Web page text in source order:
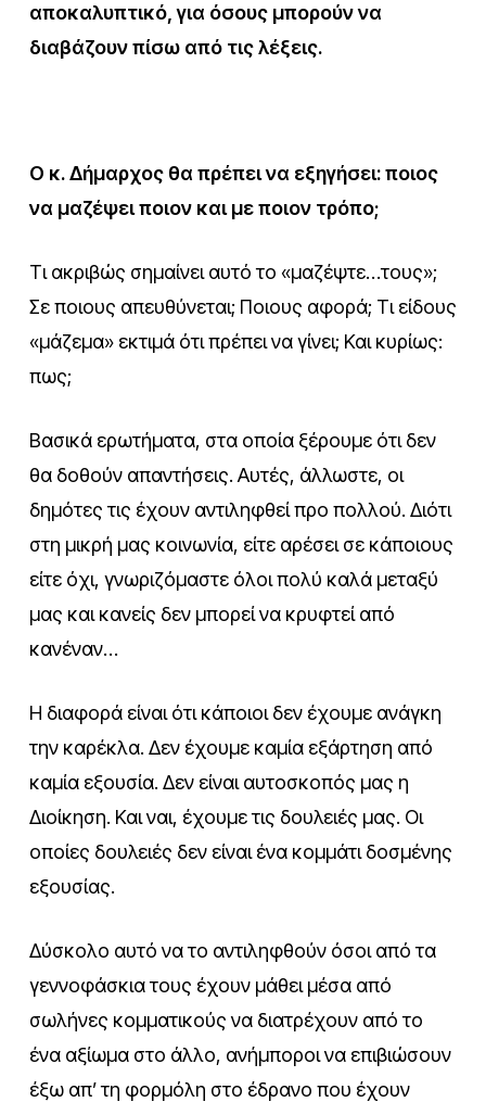
αποκαλυπτικό, για όσους μπορούν να
διαβάζουν πίσω από τις λέξεις.
Ο κ. Δήμαρχος θα πρέπει να εξηγήσει: ποιος
να μαζέψει ποιον και με ποιον τρόπο;
Τι ακριβώς σημαίνει αυτό το «μαζέψτε…τους»;
Σε ποιους απευθύνεται; Ποιους αφορά; Τι είδους
«μάζεμα» εκτιμά ότι πρέπει να γίνει; Και κυρίως:
πως;
Βασικά ερωτήματα, στα οποία ξέρουμε ότι δεν
θα δοθούν απαντήσεις. Αυτές, άλλωστε, οι
δημότες τις έχουν αντιληφθεί προ πολλού. Διότι
στη μικρή μας κοινωνία, είτε αρέσει σε κάποιους
είτε όχι, γνωριζόμαστε όλοι πολύ καλά μεταξύ
μας και κανείς δεν μπορεί να κρυφτεί από
κανέναν…
Η διαφορά είναι ότι κάποιοι δεν έχουμε ανάγκη
την καρέκλα. Δεν έχουμε καμία εξάρτηση από
καμία εξουσία. Δεν είναι αυτοσκοπός μας η
Διοίκηση. Και ναι, έχουμε τις δουλειές μας. Οι
οποίες δουλειές δεν είναι ένα κομμάτι δοσμένης
εξουσίας.
Δύσκολο αυτό να το αντιληφθούν όσοι από τα
γεννοφάσκια τους έχουν μάθει μέσα από
σωλήνες κομματικούς να διατρέχουν από το
ένα αξίωμα στο άλλο, ανήμποροι να επιβιώσουν
έξω απ’ τη φορμόλη στο έδρανο που έχουν